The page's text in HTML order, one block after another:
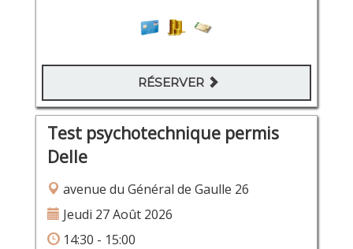
RÉSERVER
Test psychotechnique permis
Delle
avenue du Général de Gaulle 26
Jeudi 27 Août 2026
14:30 - 15:00